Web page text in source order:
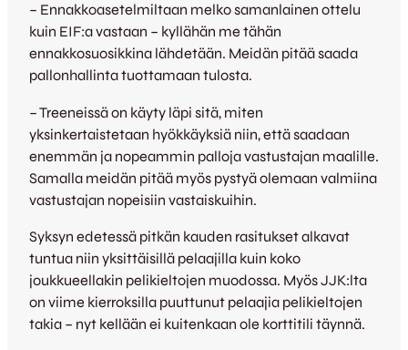
– Ennakkoasetelmiltaan melko samanlainen ottelu
kuin EIF:a vastaan – kyllähän me tähän
ennakkosuosikkina lähdetään. Meidän pitää saada
pallonhallinta tuottamaan tulosta.
– Treeneissä on käyty läpi sitä, miten
yksinkertaistetaan hyökkäyksiä niin, että saadaan
enemmän ja nopeammin palloja vastustajan maalille.
Samalla meidän pitää myös pystyä olemaan valmiina
vastustajan nopeisiin vastaiskuihin.
Syksyn edetessä pitkän kauden rasitukset alkavat
tuntua niin yksittäisillä pelaajilla kuin koko
joukkueellakin pelikieltojen muodossa. Myös JJK:lta
on viime kierroksilla puuttunut pelaajia pelikieltojen
takia – nyt kellään ei kuitenkaan ole korttitili täynnä.